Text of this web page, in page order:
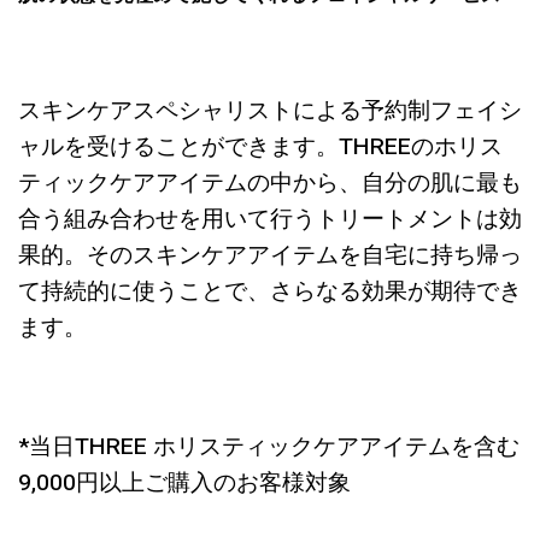
スキンケアスペシャリストによる予約制フェイシ
ャルを受けることができます。THREEのホリス
ティックケアアイテムの中から、自分の肌に最も
合う組み合わせを用いて行うトリートメントは効
果的。そのスキンケアアイテムを自宅に持ち帰っ
て持続的に使うことで、さらなる効果が期待でき
ます。
*当日THREE ホリスティックケアアイテムを含む
9,000円以上ご購入のお客様対象